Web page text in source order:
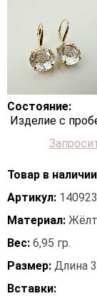
Состояние:
Изделие с
Товар в
Артикул:
Материал:
Вес: 6,95 гр.
Размер: Длина
Вставки: